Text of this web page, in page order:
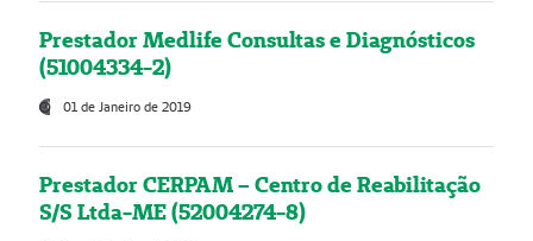
Prestador Medlife Consultas e Diagnósticos
(51004334-2)
01 de Janeiro de 2019
Prestador CERPAM – Centro de Reabilitação
S/S Ltda-ME (52004274-8)